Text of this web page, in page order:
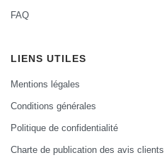
FAQ
LIENS UTILES
Mentions légales
Conditions générales
Politique de confidentialité
Charte de publication des avis clients